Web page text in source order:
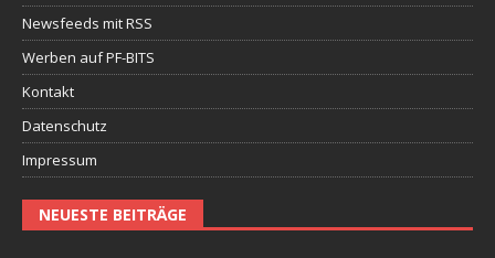
Newsfeeds mit RSS
Werben auf PF-BITS
Kontakt
Datenschutz
Impressum
NEUESTE BEITRÄGE